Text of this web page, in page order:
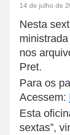
14 de julho de
Nesta
nos
Pret.
Para os
Acessem:
Esta
sextas”,